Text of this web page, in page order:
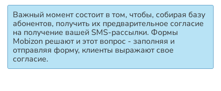
Важный момент состоит в том, чтобы, собирая базу
абонентов, получить их предварительное согласие
на получение вашей SMS-рассылки. Формы
Mobizon решают и этот вопрос - заполняя и
отправляя форму, клиенты выражают свое
согласие.